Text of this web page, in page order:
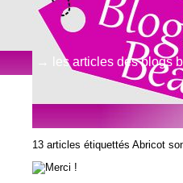
→ les articles des blogs
13 articles étiquettés Abricot